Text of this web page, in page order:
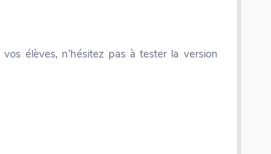
élèves, n’hésitez pas à tester la version